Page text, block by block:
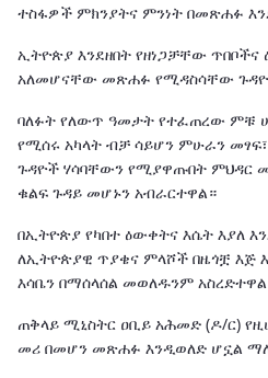
ተስፋዎች ምክንያትና ምንነት በመጽሐፉ
ኢትዮጵያ እንደዘበት የዘነጋቻቸው
አለመሆናቸው መጽሐፉ የሚዳስሳቸው
ባለፉት የለውጥ ዓመታት የተፈጠረው ምቹ
የሚሰሩ አካላት ብቻ ሳይሆን ምሁራን
ጉዳዮች ሃሳባቸውን የሚያዋጡበት
ቁልፍ ጉዳይ መሆኑን አብራርተዋል።
በኢትዮጵያ የካበተ ዕውቀትና እሴት እያለ
ለኢትዮጵያዊ ጥያቄና ምላሾች በዜጎቿ እጅ
እሳቤን በማሰላሰል መወለዱንም
ጠቅላይ ሚኒስትር ዐቢይ አሕመድ (ዶ/ር)
መሪ በመሆን መጽሐፉ እንዲወለድ ሆኗል